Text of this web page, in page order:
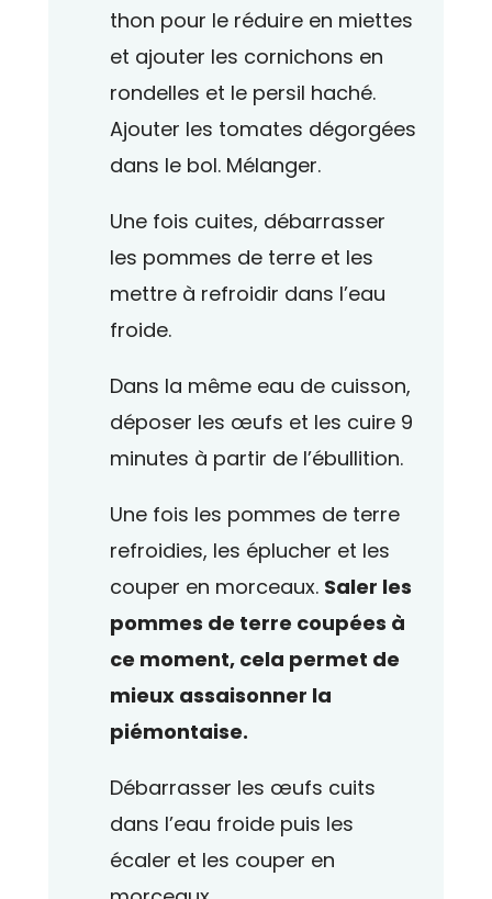
thon pour le réduire en miettes
et ajouter les cornichons en
rondelles et le persil haché.
Ajouter les tomates dégorgées
dans le bol. Mélanger.
Une fois cuites, débarrasser
les pommes de terre et les
mettre à refroidir dans l’eau
froide.
Dans la même eau de cuisson,
déposer les œufs et les cuire 9
minutes à partir de l’ébullition.
Une fois les pommes de terre
refroidies, les éplucher et les
couper en morceaux. Saler les
pommes de terre coupées à
ce moment, cela permet de
mieux assaisonner la
piémontaise.
Débarrasser les œufs cuits
dans l’eau froide puis les
écaler et les couper en